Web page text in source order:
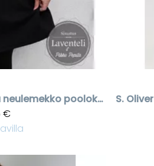
Musta Merinovilla neulemekko poolokauluksella
€
S. Oliver